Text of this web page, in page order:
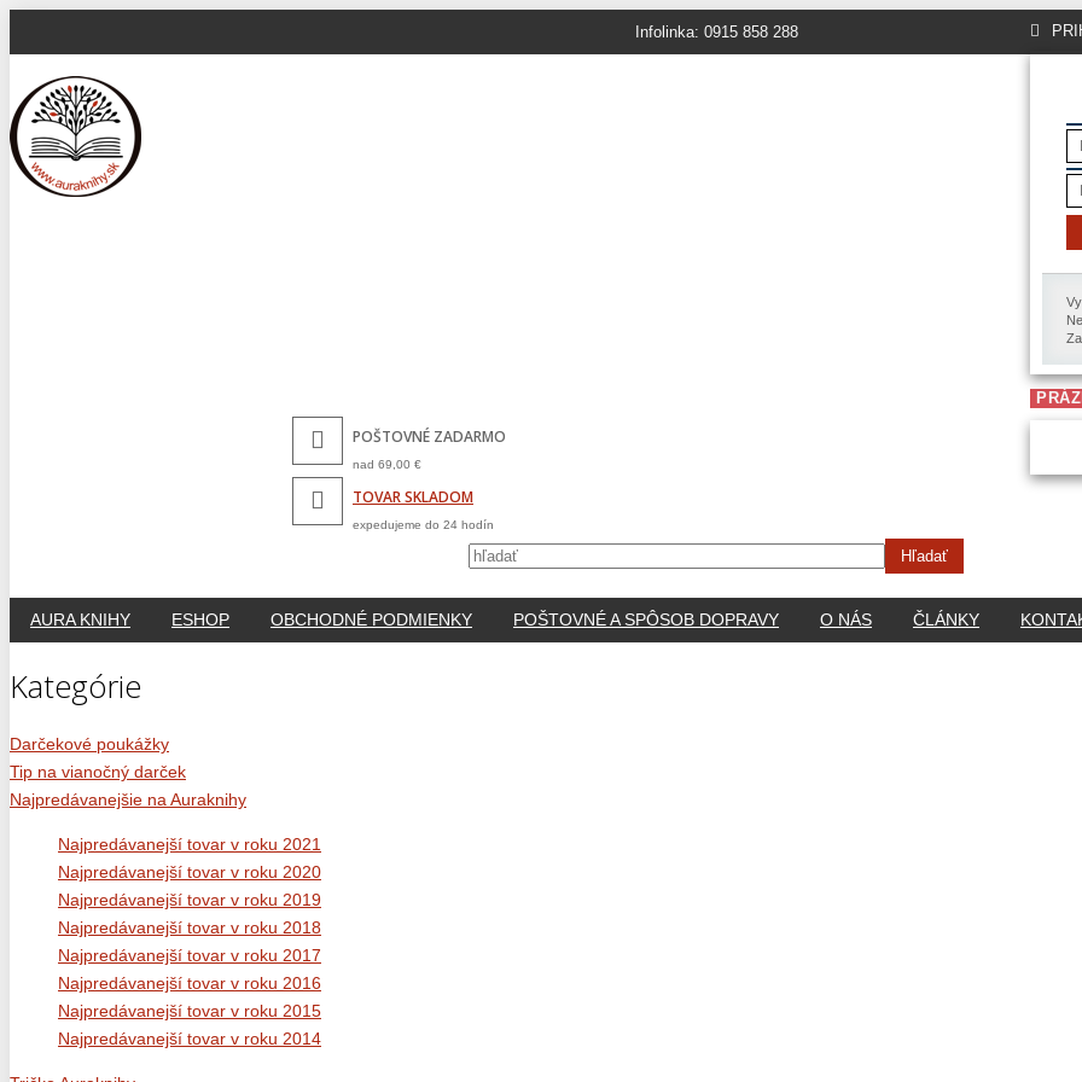
Infolinka: 0915 858 288
POŠTOVNÉ ZADARMO
nad 69,00 €
TOVAR SKLADOM
expedujeme do 24 hodín
AURA KNIHY ESHOP OBCHODNÉ PODMIENKY POŠTOVNÉ A SPÔSOB DOPRAVY O NÁS ČLÁNKY
Kategórie
Darčekové poukážky
Tip na vianočný darček
Najpredávanejšie na Auraknihy
Najpredávanejší tovar v roku 2021
Najpredávanejší tovar v roku 2020
Najpredávanejší tovar v roku 2019
Najpredávanejší tovar v roku 2018
Najpredávanejší tovar v roku 2017
Najpredávanejší tovar v roku 2016
Najpredávanejší tovar v roku 2015
Najpredávanejší tovar v roku 2014